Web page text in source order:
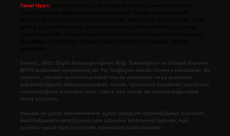
Yasal Uyarı:
Sitemiz, 5651 Sayılı Kanun gereğince Bilgi Teknolojileri ve İletişim Kurumu
(BTK) tarafından onaylanmış bir Yer Sağlayıcı olarak hizmet vermektedir. Bu
nedenle, sitedeki içerikleri proaktif olarak denetleme veya araştırma
yükümlülüğümüz bulunmamaktadır. Ancak, üyelerimiz yazdıkları içeriklerin
sorumluluğunu taşımakta olup, siteye üye olarak bu sorumluluğu kabul
etmiş sayılırlar.
Hukuka ve yasal düzenlemelere aykırı olduğunu düşündüğünüz içerikleri,
backlinkpanelicomtr@gmail.com adresine bildirmeniz halinde, ilgili
içerikler yasal süre içerisinde sitemizden kaldırılacaktır.